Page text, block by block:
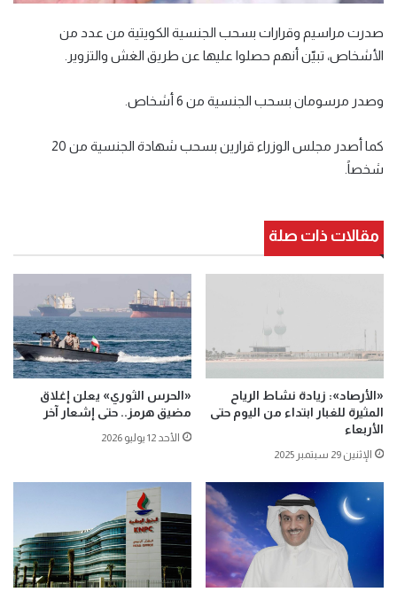
صدرت مراسيم وقرارات بسحب الجنسية الكويتية من عدد من
الأشخاص، تبيّن أنهم حصلوا عليها عن طريق الغش والتزوير.
وصدر مرسومان بسحب الجنسية من 6 أشخاص.
كما أصدر مجلس الوزراء قرارين بسحب شهادة الجنسية من 20
شخصاً.
مقالات ذات صلة
«الأرصاد»: زيادة نشاط الرياح
المثيرة للغبار ابتداء من اليوم حتى
الأربعاء
الإثنين 29 سبتمبر 2025
«الحرس الثوري» يعلن إغلاق
مضيق هرمز.. حتى إشعار آخر
الأحد 12 يوليو 2026